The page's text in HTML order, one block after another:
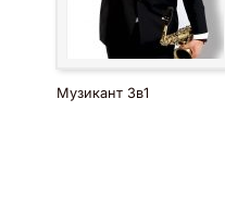
Музикант 3в1